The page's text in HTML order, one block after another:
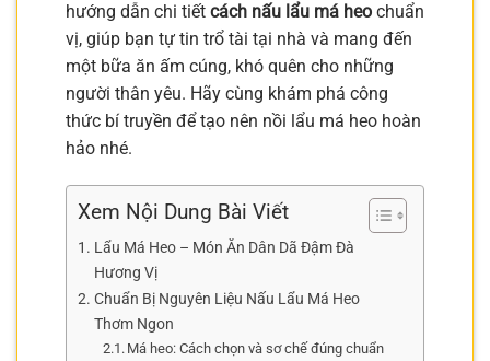
hướng dẫn chi tiết cách nấu lẩu má heo chuẩn
vị, giúp bạn tự tin trổ tài tại nhà và mang đến
một bữa ăn ấm cúng, khó quên cho những
người thân yêu. Hãy cùng khám phá công
thức bí truyền để tạo nên nồi lẩu má heo hoàn
hảo nhé.
Xem Nội Dung Bài Viết
Lẩu Má Heo – Món Ăn Dân Dã Đậm Đà
Hương Vị
Chuẩn Bị Nguyên Liệu Nấu Lẩu Má Heo
Thơm Ngon
Má heo: Cách chọn và sơ chế đúng chuẩn